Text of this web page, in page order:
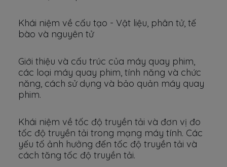
Khái niệm về cấu tạo - Vật liệu, phân tử, tế
bào và nguyên tử
Giới thiệu và cấu trúc của máy quay phim,
các loại máy quay phim, tính năng và chức
năng, cách sử dụng và bảo quản máy quay
phim.
Khái niệm về tốc độ truyền tải và đơn vị đo
tốc độ truyền tải trong mạng máy tính. Các
yếu tố ảnh hưởng đến tốc độ truyền tải và
cách tăng tốc độ truyền tải.